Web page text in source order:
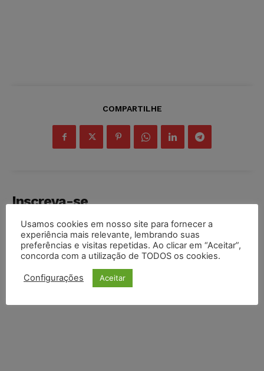
COMPARTILHE
Inscreva-se
INSCREVER
Usamos cookies em nosso site para fornecer a
experiência mais relevante, lembrando suas
preferências e visitas repetidas. Ao clicar em “Aceitar”,
concorda com a utilização de TODOS os cookies.
Configurações Aceitar